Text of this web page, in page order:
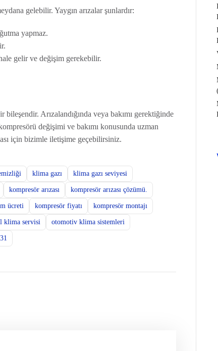
gelebilir. Yaygın arızalar şunlardır:
yapmaz.
gelir ve değişim gerekebilir.
Arızalandığında veya bakımı gerektiğinde
değişimi ve bakımı konusunda uzman
için bizimle iletişime geçebilirsiniz.
klima gazı klima gazı seviyesi
kompresör arızası kompresör arızası çözümü.
ücreti kompresör fiyatı kompresör montajı
klima servisi otomotiv klima sistemleri